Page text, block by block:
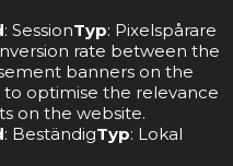
: SessionTyp: Pixelspårare
rate between the
banners on the
to optimise the relevance
on the website.
: BeständigTyp: Lokal